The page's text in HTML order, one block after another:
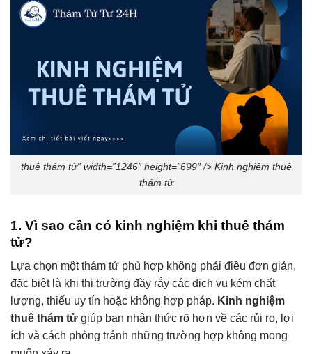
thuê thám tử” width=”1246″ height=”699″ /> Kinh nghiệm thuê
thám tử
1. Vì sao cần có kinh nghiệm khi thuê thám
tử?
Lựa chọn một thám tử phù hợp không phải điều đơn giản,
đặc biệt là khi thị trường đầy rẫy các dịch vụ kém chất
lượng, thiếu uy tín hoặc không hợp pháp. Kinh nghiệm
thuê thám tử giúp bạn nhận thức rõ hơn về các rủi ro, lợi
ích và cách phòng tránh những trường hợp không mong